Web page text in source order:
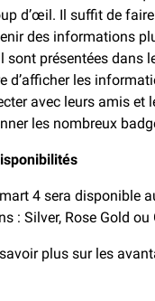
d’œil. Il suffit de
des informations
sont présentées dans
d’afficher les
avec leurs amis et
les nombreux
4 sera disponible
: Silver, Rose Gold
plus sur les